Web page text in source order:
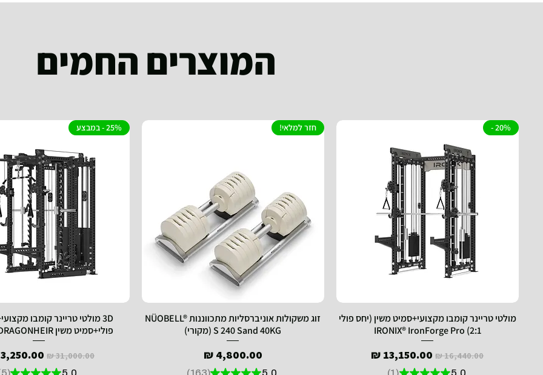
המוצרים החמים
20% -
מולטי טריינר קומבו מקצועי+סמיט משין (יחס פולי
2:1) IRONIX® IronForge Pro
מחיר רגיל מחיר מבצע
חזר למלאי!
זוג משקולות אוניברסליות מתכווננות NÜOBELL®
S 240 Sand 40KG (מקורי)
מחיר
25% - במבצע
פולי+סמיט משין IRONIX® DRAGONHEIR
מחיר רגיל מחיר